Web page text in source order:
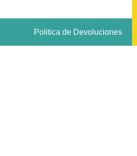
Politica de Devoluciones